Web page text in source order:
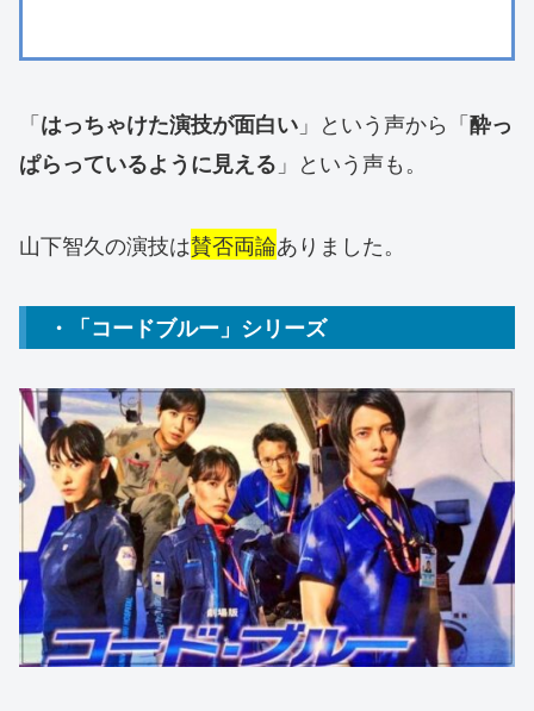
「はっちゃけた演技が面白い 」という声から「酔っ
ぱらっているように見える 」という声も。
山下智久の演技は賛否両論ありました。
・「コードブルー」シリーズ